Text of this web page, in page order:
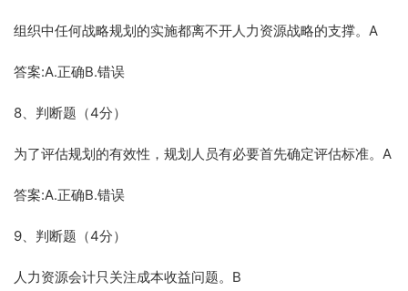
组织中任何战略规划的实施都离不开人力资源战略的支撑。A
答案:A.正确B.错误
8、判断题（4分）
为了评估规划的有效性，规划人员有必要首先确定评估标准。A
答案:A.正确B.错误
9、判断题（4分）
人力资源会计只关注成本收益问题。B